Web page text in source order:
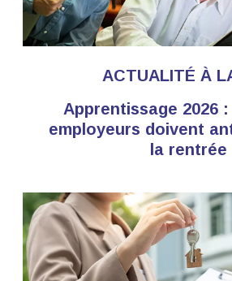
ACTUALITÉ À
Apprentissage 2026
employeurs doivent
la rentrée